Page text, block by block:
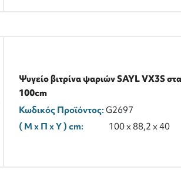
Ψυγείο βιτρίνα ψαριών SAYL VX3S στα
100cm
Κωδικός Προϊόντος:G2697
( M x Π x Y ) cm:
100 x 88,2 x 40